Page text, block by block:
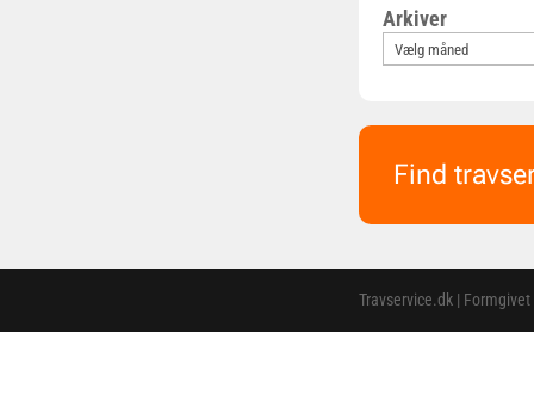
Arkiver
Find
Travservice.dk |